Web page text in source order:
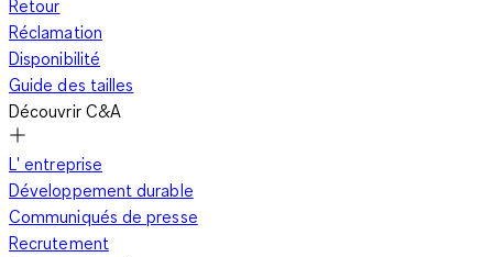
Retour
Réclamation
Disponibilité
Guide des tailles
Découvrir C&A
L' entreprise
Développement durable
Communiqués de presse
Recrutement